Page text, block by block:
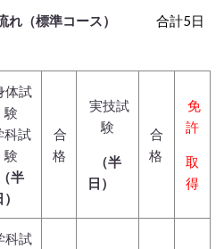
（標準コース）
合計5日
体試
験
科試
験
（半
）
合
格
実技試
験
（半
日）
合
格
免
許
取
得
科試